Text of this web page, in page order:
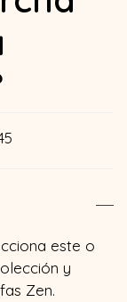
este o
y
Zen.